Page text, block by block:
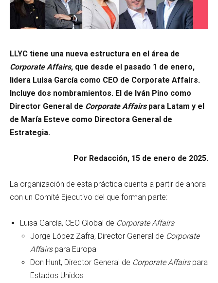
LLYC tiene una nueva estructura en el área de
Corporate Affairs, que desde el pasado 1 de enero,
lidera Luisa García como CEO de Corporate Affairs.
Incluye dos nombramientos. El de Iván Pino como
Director General de Corporate Affairspara Latam y el
de María Esteve como Directora General de
Estrategia.
Por Redacción, 15 de enero de 2025.
La organización de esta práctica cuenta a partir de ahora
con un Comité Ejecutivo del que forman parte:
Luisa García, CEO Global de Corporate Affairs
Jorge López Zafra, Director General de Corporate
Affairspara Europa
Don Hunt, Director General de Corporate Affairspara
Estados Unidos